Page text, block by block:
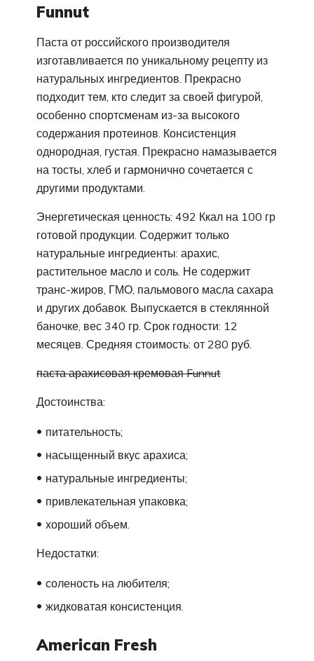
Funnut
Паста от российского производителя
изготавливается по уникальному рецепту из
натуральных ингредиентов. Прекрасно
подходит тем, кто следит за своей фигурой,
особенно спортсменам из-за высокого
содержания протеинов. Консистенция
однородная, густая. Прекрасно намазывается
на тосты, хлеб и гармонично сочетается с
другими продуктами.
Энергетическая ценность: 492 Ккал на 100 гр
готовой продукции. Содержит только
натуральные ингредиенты: арахис,
растительное масло и соль. Не содержит
транс-жиров, ГМО, пальмового масла сахара
и других добавок. Выпускается в стеклянной
баночке, вес 340 гр. Срок годности: 12
месяцев. Средняя стоимость: от 280 руб.
паста арахисовая кремовая Funnut
Достоинства:
питательность;
насыщенный вкус арахиса;
натуральные ингредиенты;
привлекательная упаковка;
хороший объем.
Недостатки:
соленость на любителя;
жидковатая консистенция.
American Fresh